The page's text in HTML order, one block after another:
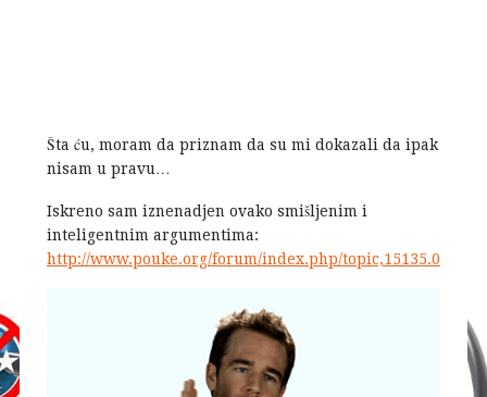
Šta ću, moram da priznam da su mi dokazali da ipak
nisam u pravu…
Iskreno sam iznenadjen ovako smišljenim i
inteligentnim argumentima:
http://www.pouke.org/forum/index.php/topic,15135.0.html